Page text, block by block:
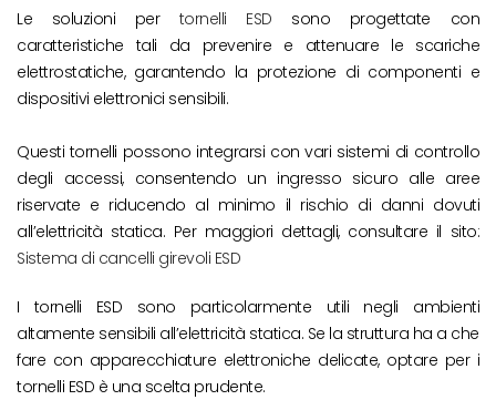
Le soluzioni pertornelli ESD sono progettate con
caratteristiche tali da prevenire e attenuare le scariche
elettrostatiche, garantendo la protezione di componenti e
dispositivi elettronici sensibili.
Questi tornelli possono integrarsi con vari sistemi di controllo
degli accessi, consentendo un ingresso sicuro alle aree
riservate e riducendo al minimo il rischio di danni dovuti
all’elettricità statica. Per maggiori dettagli, consultare il sito:
Sistema di cancelli girevoli ESD
I tornelli ESD sono particolarmente utili negli ambienti
altamente sensibili all’elettricità statica. Se la struttura ha a che
fare con apparecchiature elettroniche delicate, optare per i
tornelli ESD è una scelta prudente.